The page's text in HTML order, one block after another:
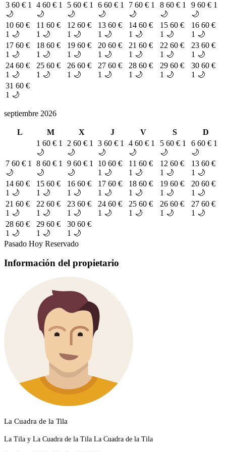
3 60 € 1
🌙
4 60 € 1
🌙
5 60 € 1
🌙
6 60 € 1
🌙
7 60 € 1
🌙
8 60 € 1
🌙
9 60 € 1
🌙
10 60 €
1 🌙
11 60 €
1 🌙
12 60 €
1 🌙
13 60 €
1 🌙
14 60 €
1 🌙
15 60 €
1 🌙
16 60 €
1 🌙
17 60 €
1 🌙
18 60 €
1 🌙
19 60 €
1 🌙
20 60 €
1 🌙
21 60 €
1 🌙
22 60 €
1 🌙
23 60 €
1 🌙
24 60 €
1 🌙
25 60 €
1 🌙
26 60 €
1 🌙
27 60 €
1 🌙
28 60 €
1 🌙
29 60 €
1 🌙
30 60 €
1 🌙
31 60 €
1 🌙
septiembre 2026
L M X J V S
D
1 60 € 1
🌙
2 60 € 1
🌙
3 60 € 1
🌙
4 60 € 1
🌙
5 60 € 1
🌙
6 60 € 1
🌙
7 60 € 1
🌙
8 60 € 1
🌙
9 60 € 1
🌙
10 60 €
1 🌙
11 60 €
1 🌙
12 60 €
1 🌙
13 60 €
1 🌙
14 60 €
1 🌙
15 60 €
1 🌙
16 60 €
1 🌙
17 60 €
1 🌙
18 60 €
1 🌙
19 60 €
1 🌙
20 60 €
1 🌙
21 60 €
1 🌙
22 60 €
1 🌙
23 60 €
1 🌙
24 60 €
1 🌙
25 60 €
1 🌙
26 60 €
1 🌙
27 60 €
1 🌙
28 60 €
1 🌙
29 60 €
1 🌙
30 60 €
1 🌙
Pasado Hoy Reservado
Información del propietario
La Cuadra de la Tila
La Tila y La Cuadra de la Tila La Cuadra de la Tila